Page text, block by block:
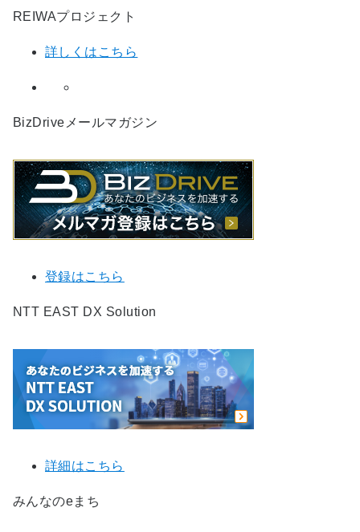
REIWAプロジェクト
詳しくはこちら
BizDriveメールマガジン
登録はこちら
NTT EAST DX Solution
詳細はこちら
みんなのeまち